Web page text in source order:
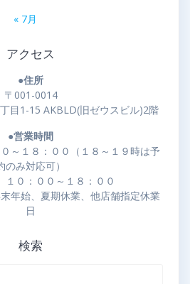
« 7月
アクセス
●住所
〒001-0014
目1-15 AKBLD(旧ゼウスビル)2階
●営業時間
１８：００（１８～１９時は予
のみ対応可）
１０：００～１８：００
始、夏期休業、他店舗指定休業
日
検索